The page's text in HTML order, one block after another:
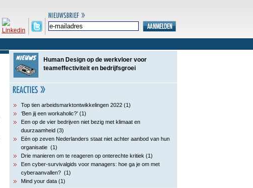
Human Design op de werkvloer voor
teameffectiviteit en bedrijfsgroei
Top tien arbeidsmarktontwikkelingen 2022 (1)
‘Ben jij een workaholic?’ (1)
Een op de vier bedrijven niet bezig met klimaat en
duurzaamheid (3)
Eén op zeven Nederlanders staat niet achter aanbod van hun
organisatie (1)
Drie manieren om te reageren op onterechte kritiek (1)
Een cyber-survivalgids voor managers: hoe ga je om met
cyberaanvallen? (1)
Mind your data (1)